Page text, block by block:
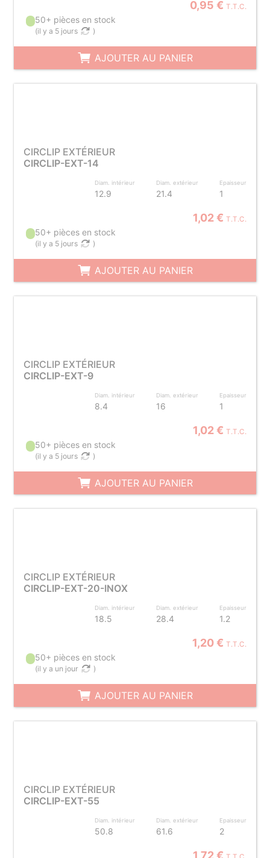
0,95 € T.T.C.
50+ pièces en stock
(il y a 5 jours )
AJOUTER AU PANIER
CIRCLIP EXTÉRIEUR
CIRCLIP-EXT-14
Diam. intérieur
12.9
Diam. extérieur
21.4
Epaisseur
1
1,02 € T.T.C.
50+ pièces en stock
(il y a 5 jours )
AJOUTER AU PANIER
CIRCLIP EXTÉRIEUR
CIRCLIP-EXT-9
Diam. intérieur
8.4
Diam. extérieur
16
Epaisseur
1
1,02 € T.T.C.
50+ pièces en stock
(il y a 5 jours )
AJOUTER AU PANIER
CIRCLIP EXTÉRIEUR
CIRCLIP-EXT-20-INOX
Diam. intérieur
18.5
Diam. extérieur
28.4
Epaisseur
1.2
1,20 € T.T.C.
50+ pièces en stock
(il y a un jour )
AJOUTER AU PANIER
CIRCLIP EXTÉRIEUR
CIRCLIP-EXT-55
Diam. intérieur
50.8
Diam. extérieur
61.6
Epaisseur
2
1,72 €